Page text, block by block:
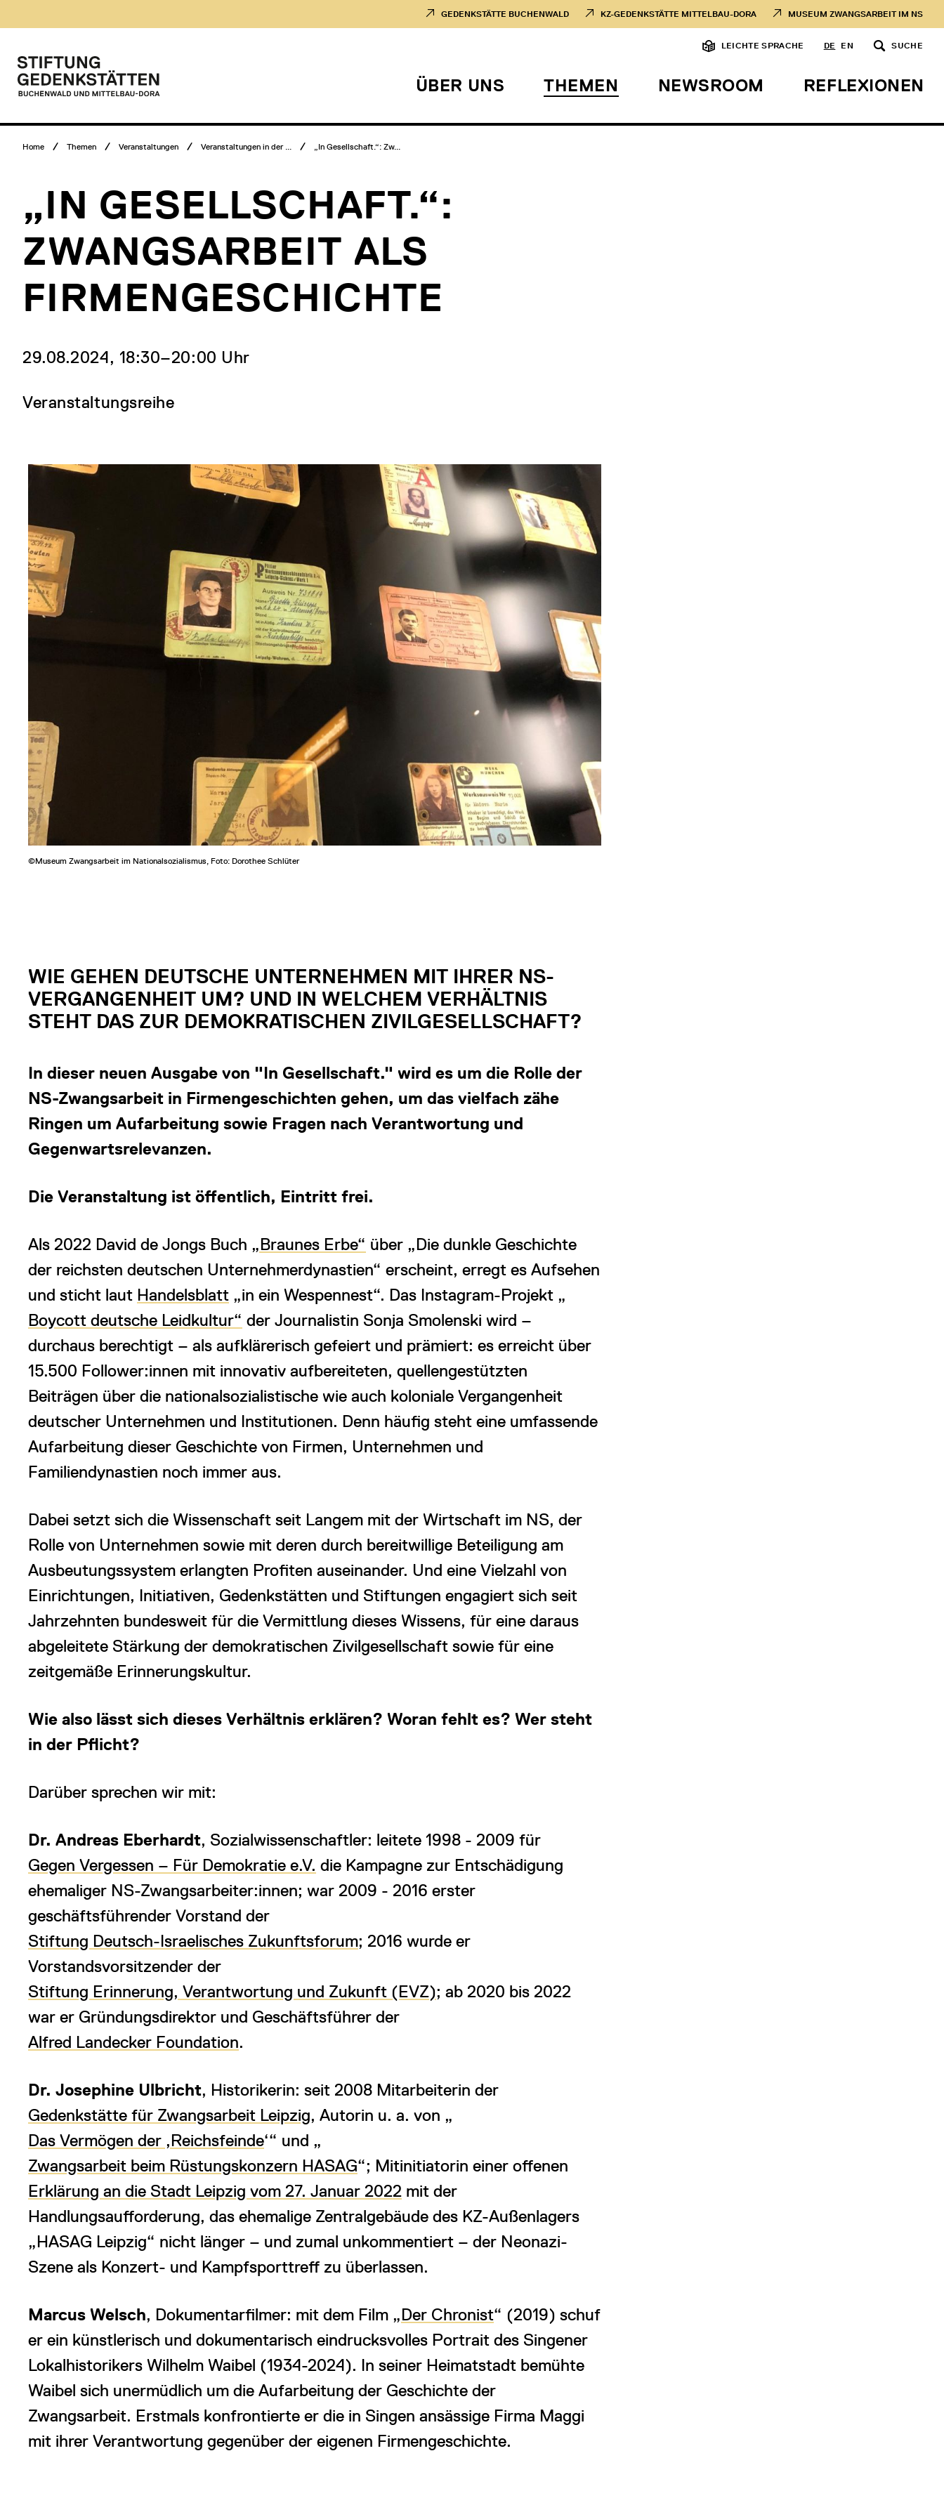
Inhalt
GEDENKSTÄTTE BUCHENWALD KZ-GEDENKSTÄTTE MITTELBAU-DORA MUSEUM ZWANGSARBEIT IM NS
Hauptmenü
LEICHTE SPRACHE DE EN SUCHE
Logo
Stiftung
und
Dora
ÜBER UNS THEMEN NEWSROOM REFLEXIONEN
Breadcrumb
Home Themen Veranstaltungen Veranstaltungen in der ... „In Gesellschaft.“: Zw...
„IN GESELLSCHAFT.“:
ZWANGSARBEIT ALS
FIRMENGESCHICHTE
29.08.2024, 18:30‒20:00 Uhr
Veranstaltungsreihe
©Museum Zwangsarbeit im Nationalsozialismus, Foto: Dorothee Schlüter
WIE GEHEN DEUTSCHE UNTERNEHMEN MIT IHRER NS-
VERGANGENHEIT UM? UND IN WELCHEM VERHÄLTNIS
STEHT DAS ZUR DEMOKRATISCHEN ZIVILGESELLSCHAFT?
In dieser neuen Ausgabe von "In Gesellschaft." wird es um die Rolle der
NS-Zwangsarbeit in Firmengeschichten gehen, um das vielfach zähe
Ringen um Aufarbeitung sowie Fragen nach Verantwortung und
Gegenwartsrelevanzen.
Die Veranstaltung ist öffentlich, Eintritt frei.
Als 2022 David de Jongs Buch „Braunes Erbe“ über „Die dunkle Geschichte
der reichsten deutschen Unternehmerdynastien“ erscheint, erregt es Aufsehen
und sticht laut Handelsblatt „in ein Wespennest“. Das Instagram-Projekt „
Boycott deutsche Leidkultur“ der Journalistin Sonja Smolenski wird –
durchaus berechtigt – als aufklärerisch gefeiert und prämiert: es erreicht über
15.500 Follower:innen mit innovativ aufbereiteten, quellengestützten
Beiträgen über die nationalsozialistische wie auch koloniale Vergangenheit
deutscher Unternehmen und Institutionen. Denn häufig steht eine umfassende
Aufarbeitung dieser Geschichte von Firmen, Unternehmen und
Familiendynastien noch immer aus.
Dabei setzt sich die Wissenschaft seit Langem mit der Wirtschaft im NS, der
Rolle von Unternehmen sowie mit deren durch bereitwillige Beteiligung am
Ausbeutungssystem erlangten Profiten auseinander. Und eine Vielzahl von
Einrichtungen, Initiativen, Gedenkstätten und Stiftungen engagiert sich seit
Jahrzehnten bundesweit für die Vermittlung dieses Wissens, für eine daraus
abgeleitete Stärkung der demokratischen Zivilgesellschaft sowie für eine
zeitgemäße Erinnerungskultur.
Wie also lässt sich dieses Verhältnis erklären? Woran fehlt es? Wer steht
in der Pflicht?
Darüber sprechen wir mit:
Dr. Andreas Eberhardt, Sozialwissenschaftler: leitete 1998 - 2009 für
Gegen Vergessen – Für Demokratie e.V. die Kampagne zur Entschädigung
ehemaliger NS-Zwangsarbeiter:innen; war 2009 - 2016 erster
geschäftsführender Vorstand der
Stiftung Deutsch-Israelisches Zukunftsforum; 2016 wurde er
Vorstandsvorsitzender der
Stiftung Erinnerung, Verantwortung und Zukunft (EVZ); ab 2020 bis 2022
war er Gründungsdirektor und Geschäftsführer der
Alfred Landecker Foundation.
Dr. Josephine Ulbricht, Historikerin: seit 2008 Mitarbeiterin der
Gedenkstätte für Zwangsarbeit Leipzig, Autorin u. a. von „
Das Vermögen der ‚Reichsfeinde‘“ und „
Zwangsarbeit beim Rüstungskonzern HASAG“; Mitinitiatorin einer offenen
Erklärung an die Stadt Leipzig vom 27. Januar 2022 mit der
Handlungsaufforderung, das ehemalige Zentralgebäude des KZ-Außenlagers
„HASAG Leipzig“ nicht länger – und zumal unkommentiert – der Neonazi-
Szene als Konzert- und Kampfsporttreff zu überlassen.
Marcus Welsch, Dokumentarfilmer: mit dem Film „Der Chronist“ (2019) schuf
er ein künstlerisch und dokumentarisch eindrucksvolles Portrait des Singener
Lokalhistorikers Wilhelm Waibel (1934-2024). In seiner Heimatstadt bemühte
Waibel sich unermüdlich um die Aufarbeitung der Geschichte der
Zwangsarbeit. Erstmals konfrontierte er die in Singen ansässige Firma Maggi
mit ihrer Verantwortung gegenüber der eigenen Firmengeschichte.